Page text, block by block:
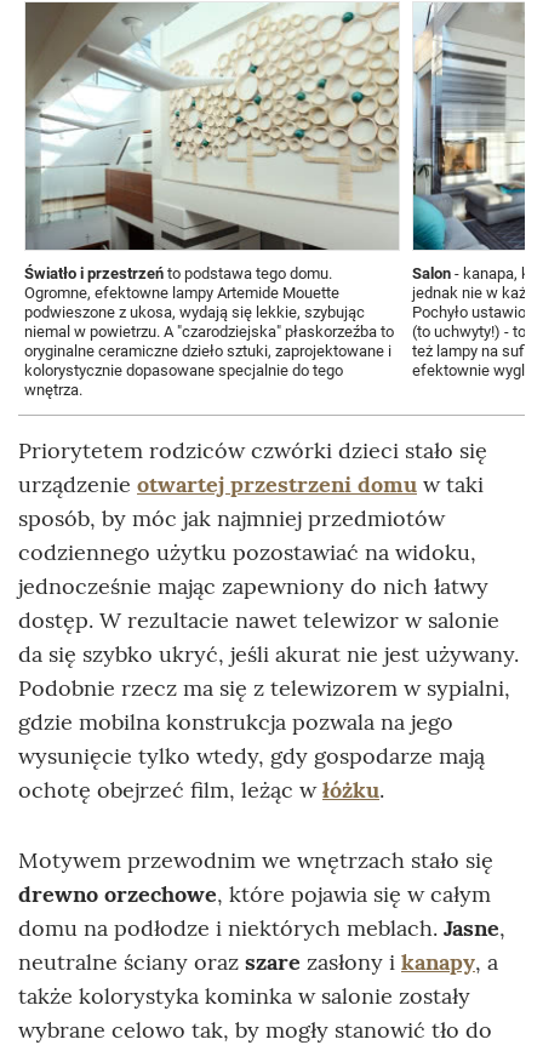
Światło i przestrzeń to podstawa tego domu.
Ogromne, efektowne lampy Artemide Mouette
podwieszone z ukosa, wydają się lekkie, szybując
niemal w powietrzu. A "czarodziejska" płaskorzeźba to
oryginalne ceramiczne dzieło sztuki, zaprojektowane i
kolorystycznie dopasowane specjalnie do tego
wnętrza.
Salon - kanapa,
jednak nie w
Pochyło
(to uchwyty!) - to
też lampy na
efektownie
Priorytetem rodziców czwórki dzieci stało się
urządzenie otwartej przestrzeni domu w taki
sposób, by móc jak najmniej przedmiotów
codziennego użytku pozostawiać na widoku,
jednocześnie mając zapewniony do nich łatwy
dostęp. W rezultacie nawet telewizor w salonie
da się szybko ukryć, jeśli akurat nie jest używany.
Podobnie rzecz ma się z telewizorem w sypialni,
gdzie mobilna konstrukcja pozwala na jego
wysunięcie tylko wtedy, gdy gospodarze mają
ochotę obejrzeć film, leżąc włóżku.
Motywem przewodnim we wnętrzach stało się
drewno orzechowe, które pojawia się w całym
domu na podłodze i niektórych meblach. Jasne,
neutralne ściany oraz szare zasłony i kanapy, a
także kolorystyka kominka w salonie zostały
wybrane celowo tak, by mogły stanowić tło do